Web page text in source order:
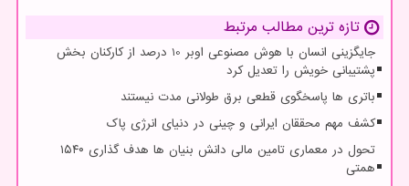
تازه ترین مطالب مرتبط
جایگزینی انسان با هوش مصنوعی اوبر 10 درصد از کارکنان بخش
پشتیبانی خویش را تعدیل کرد
باتری ها پاسخگوی قطعی برق طولانی مدت نیستند
کشف مهم محققان ایرانی و چینی در دنیای انرژی پاک
تحول در معماری تامین مالی دانش بنیان ها هدف گذاری ۱۵۴۰
همتی